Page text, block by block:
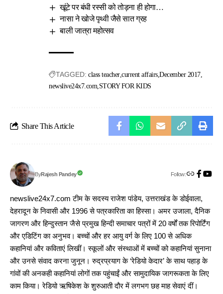
खूंटे पर बंधी रस्सी को तोड़ना ही होगा…
नासा ने खोजे पृथ्वी जैसे सात ग्रह
बाली जात्रा महोत्सव
TAGGED: class teacher current affairs December 2017
newslive24x7.com STORY FOR KIDS
Share This Article
ByRajesh Pandey Follow:
newslive24x7.com टीम के सदस्य राजेश पांडेय, उत्तराखंड के डोईवाला,
देहरादून के निवासी और 1996 से पत्रकारिता का हिस्सा। अमर उजाला, दैनिक
जागरण और हिन्दुस्तान जैसे प्रमुख हिन्दी समाचार पत्रों में 20 वर्षों तक रिपोर्टिंग
और एडिटिंग का अनुभव। बच्चों और हर आयु वर्ग के लिए 100 से अधिक
कहानियां और कविताएं लिखीं। स्कूलों और संस्थाओं में बच्चों को कहानियां सुनाना
और उनसे संवाद करना जुनून। रुद्रप्रयाग के ‘रेडियो केदार’ के साथ पहाड़ के
गांवों की अनकही कहानियां लोगों तक पहुंचाईं और सामुदायिक जागरूकता के लिए
काम किया। रेडियो ऋषिकेश के शुरुआती दौर में लगभग छह माह सेवाएं दीं।